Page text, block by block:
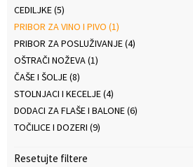
CEDILJKE(5)
PRIBOR ZA VINO I PIVO (1)
PRIBOR ZA POSLUŽIVANJE(4)
OŠTRAČI NOŽEVA(1)
ČAŠE I ŠOLJE(8)
STOLNJACI I KECELJE(4)
DODACI ZA FLAŠE I BALONE(6)
TOČILICE I DOZERI (9)
Resetujte filtere